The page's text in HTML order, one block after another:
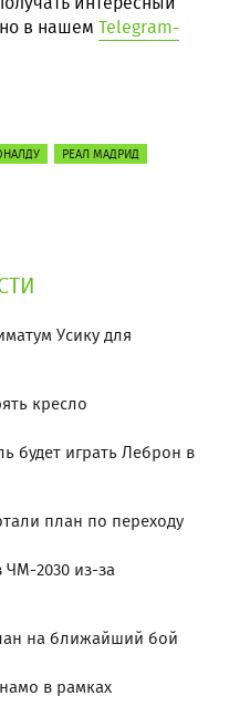
в нашем Telegram-
РЕАЛ МАДРИД
Усику для
кресло
будет играть Леброн в
план по переходу
2030 из-за
на ближайший бой
в рамках